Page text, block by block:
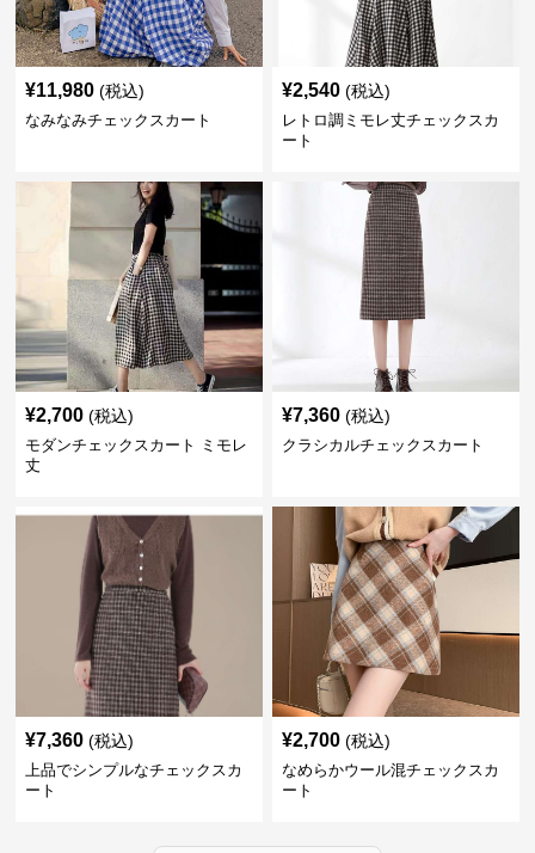
¥11,980 (税込)
なみなみチェックスカート
¥2,540 (税込)
レトロ調ミモレ丈チェックスカ
ート
¥2,700 (税込)
モダンチェックスカート ミモレ
丈
¥7,360 (税込)
クラシカルチェックスカート
¥7,360 (税込)
上品でシンプルなチェックスカ
ート
¥2,700 (税込)
なめらかウール混チェックスカ
ート